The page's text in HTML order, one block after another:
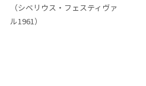
（シベリウス・フェスティヴァ
ル1961）